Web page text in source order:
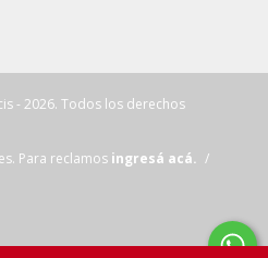
- 2026. Todos los derechos
Para reclamos ingresá acá. /